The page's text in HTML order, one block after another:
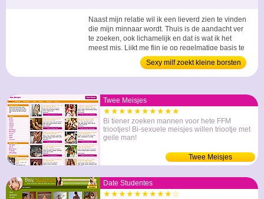
Naast mijn relatie wil ik een lieverd zien te vinden
die mijn minnaar wordt. Thuis is de aandacht ver
te zoeken, ook lichamelijk en dat is wat ik het
meest mis. Lijkt me fijn je op regelmatige basis te
Sexy milf zoekt kleine borsten
Twee Meisjes
★★★★★★★★★★
Bi tiener zoeken mannen voor hete FFM
triootjes! Bi-sexuele meisjes willen triootje met
geile man!
Twee Meisjes
Date Studentes
★★★★★★★★★☆